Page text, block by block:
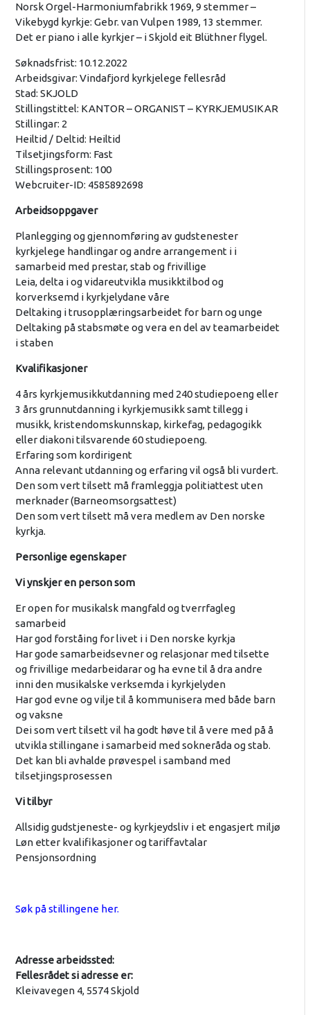
Norsk Orgel-Harmoniumfabrikk 1969, 9 stemmer –
Vikebygd kyrkje: Gebr. van Vulpen 1989, 13 stemmer.
Det er piano i alle kyrkjer – i Skjold eit Blüthner flygel.
Søknadsfrist: 10.12.2022
Arbeidsgivar: Vindafjord kyrkjelege fellesråd
Stad: SKJOLD
Stillingstittel: KANTOR – ORGANIST – KYRKJEMUSIKAR
Stillingar: 2
Heiltid / Deltid: Heiltid
Tilsetjingsform: Fast
Stillingsprosent: 100
Webcruiter-ID: 4585892698
Arbeidsoppgaver
Planlegging og gjennomføring av gudstenester
kyrkjelege handlingar og andre arrangement i i
samarbeid med prestar, stab og frivillige
Leia, delta i og vidareutvikla musikktilbod og
korverksemd i kyrkjelydane våre
Deltaking i trusopplæringsarbeidet for barn og unge
Deltaking på stabsmøte og vera en del av teamarbeidet
i staben
Kvalifikasjoner
4 års kyrkjemusikkutdanning med 240 studiepoeng eller
3 års grunnutdanning i kyrkjemusikk samt tillegg i
musikk, kristendomskunnskap, kirkefag, pedagogikk
eller diakoni tilsvarende 60 studiepoeng.
Erfaring som kordirigent
Anna relevant utdanning og erfaring vil også bli vurdert.
Den som vert tilsett må framleggja politiattest uten
merknader (Barneomsorgsattest)
Den som vert tilsett må vera medlem av Den norske
kyrkja.
Personlige egenskaper
Vi ynskjer en person som
Er open for musikalsk mangfald og tverrfagleg
samarbeid
Har god forståing for livet i i Den norske kyrkja
Har gode samarbeidsevner og relasjonar med tilsette
og frivillige medarbeidarar og ha evne til å dra andre
inni den musikalske verksemda i kyrkjelyden
Har god evne og vilje til å kommunisera med både barn
og vaksne
Dei som vert tilsett vil ha godt høve til å vere med på å
utvikla stillingane i samarbeid med sokneråda og stab.
Det kan bli avhalde prøvespel i samband med
tilsetjingsprosessen
Vi tilbyr
Allsidig gudstjeneste- og kyrkjeydsliv i et engasjert miljø
Løn etter kvalifikasjoner og tariffavtalar
Pensjonsordning
Søk på stillingene her.
Adresse arbeidssted:
Fellesrådet si adresse er:
Kleivavegen 4, 5574 Skjold